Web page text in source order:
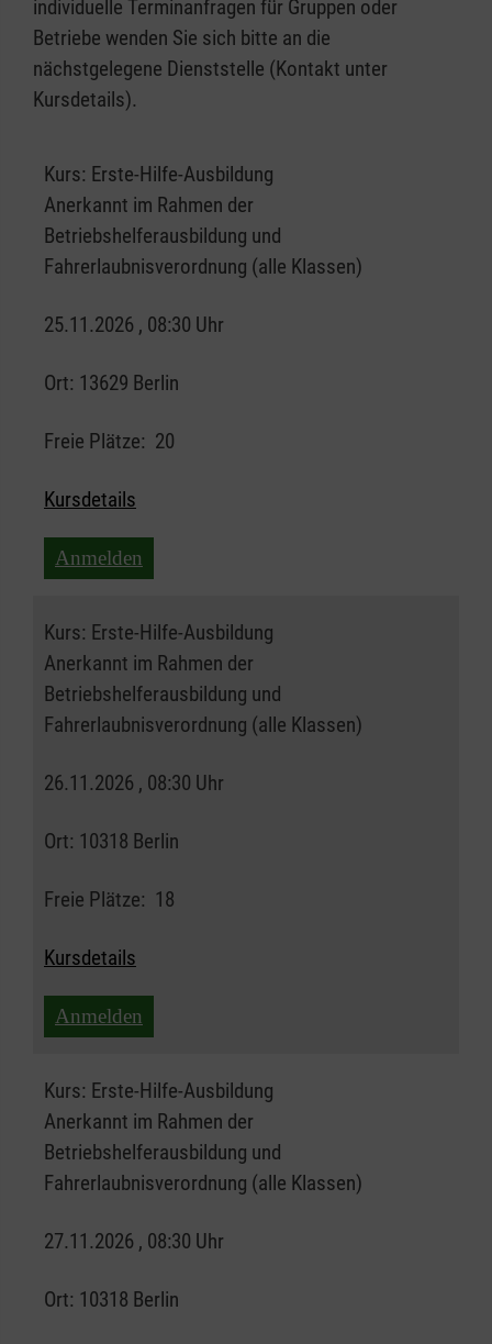
individuelle Terminanfragen für Gruppen oder
Betriebe wenden Sie sich bitte an die
nächstgelegene Dienststelle (Kontakt unter
Kursdetails).
Kurs: Erste-Hilfe-Ausbildung
Anerkannt im Rahmen der
Betriebshelferausbildung und
Fahrerlaubnisverordnung (alle Klassen)
25.11.2026 , 08:30 Uhr
Ort: 13629 Berlin
Freie Plätze: 20
Kursdetails
Anmelden
Kurs: Erste-Hilfe-Ausbildung
Anerkannt im Rahmen der
Betriebshelferausbildung und
Fahrerlaubnisverordnung (alle Klassen)
26.11.2026 , 08:30 Uhr
Ort: 10318 Berlin
Freie Plätze: 18
Kursdetails
Anmelden
Kurs: Erste-Hilfe-Ausbildung
Anerkannt im Rahmen der
Betriebshelferausbildung und
Fahrerlaubnisverordnung (alle Klassen)
27.11.2026 , 08:30 Uhr
Ort: 10318 Berlin